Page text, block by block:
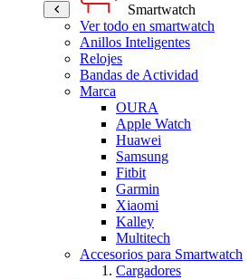
Smartwatch
Ver todo en smartwatch
Anillos Inteligentes
Relojes
Bandas de Actividad
Marca
OURA
Apple Watch
Huawei
Samsung
Fitbit
Garmin
Xiaomi
Kalley
Multitech
Accesorios para Smartwatch
Cargadores